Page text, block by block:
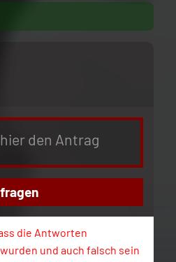
fragen
die Antworten
und auch falsch sein